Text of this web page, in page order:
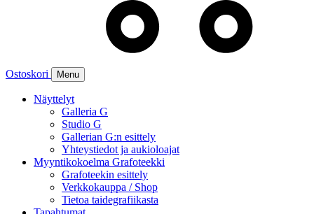
Ostoskori Menu
Näyttelyt
Galleria G
Studio G
Gallerian G:n esittely
Yhteystiedot ja aukioloajat
Myyntikokoelma Grafoteekki
Grafoteekin esittely
Verkkokauppa / Shop
Tietoa taidegrafiikasta